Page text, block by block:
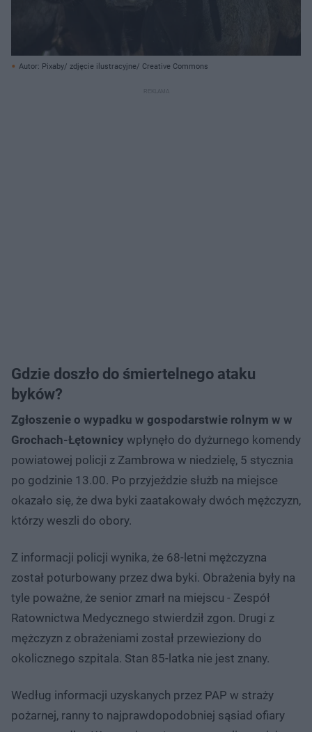
Autor: Pixaby/ zdjęcie ilustracyjne/ Creative Commons
Gdzie doszło do śmiertelnego ataku
byków?
Zgłoszenie o wypadku w gospodarstwie rolnym w w
Grochach-Łętownicy wpłynęło do dyżurnego komendy
powiatowej policji z Zambrowa w niedzielę, 5 stycznia
po godzinie 13.00. Po przyjeździe służb na miejsce
okazało się, że dwa byki zaatakowały dwóch mężczyzn,
którzy weszli do obory.
Z informacji policji wynika, że 68-letni mężczyzna
został poturbowany przez dwa byki. Obrażenia były na
tyle poważne, że senior zmarł na miejscu - Zespół
Ratownictwa Medycznego stwierdził zgon. Drugi z
mężczyzn z obrażeniami został przewieziony do
okolicznego szpitala. Stan 85-latka nie jest znany.
Według informacji uzyskanych przez PAP w straży
pożarnej, ranny to najprawdopodobniej sąsiad ofiary